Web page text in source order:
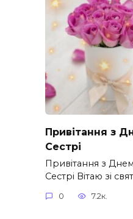
Привітання з
Сестрі
Привітання з
Сестрі Вітаю зі
0 7.2к.